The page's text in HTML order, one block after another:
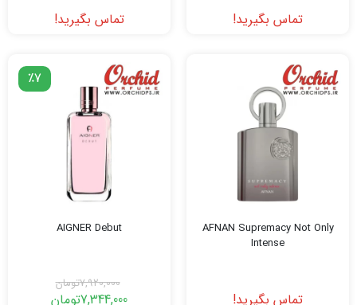
تماس بگیرید! تماس بگیرید!
AFNAN Supremacy Not Only
Intense
تماس بگیرید!
٪7
AIGNER Debut
7,920,000تومان
7,344,000تومان